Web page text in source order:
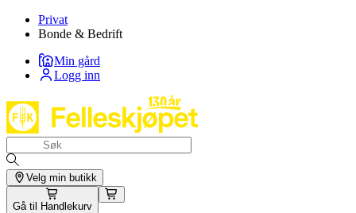
Privat
Bonde & Bedrift
Min gård
Logg inn
Velg min butikk
Gå til Handlekurv